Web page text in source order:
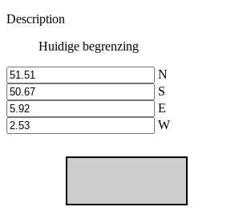
Description
Huidige begrenzing
N
S
E
W